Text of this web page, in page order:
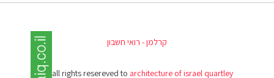
קרלמן - רואי חשבון
(c) all rights resereved to architecture of israel quartley